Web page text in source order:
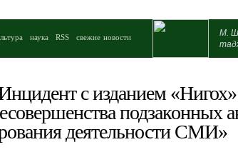
наука RSS свежие новости
М.
с изданием
подзаконных
деятельности СМИ»